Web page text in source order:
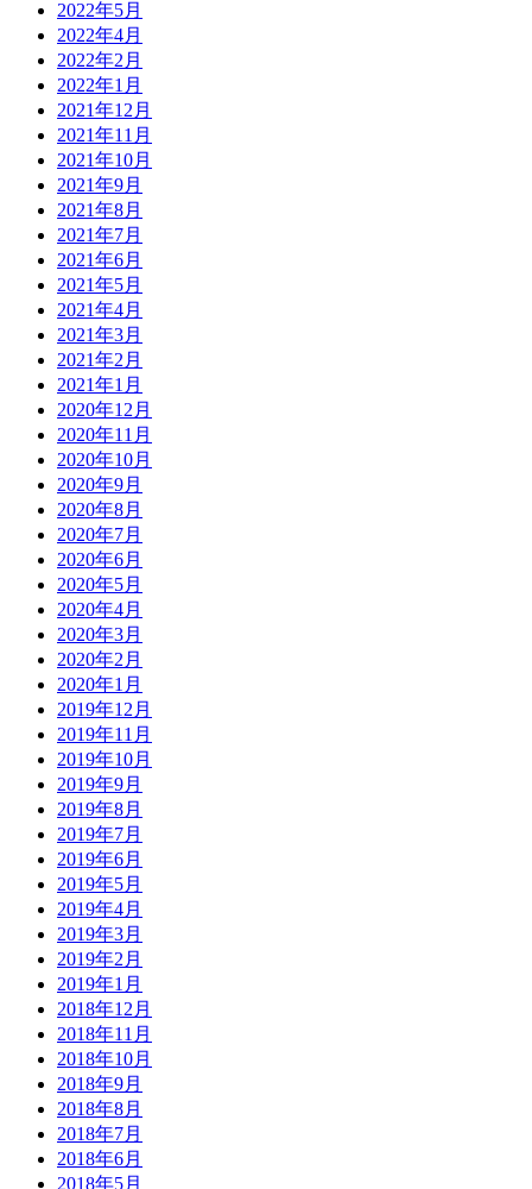
2022年5月
2022年4月
2022年2月
2022年1月
2021年12月
2021年11月
2021年10月
2021年9月
2021年8月
2021年7月
2021年6月
2021年5月
2021年4月
2021年3月
2021年2月
2021年1月
2020年12月
2020年11月
2020年10月
2020年9月
2020年8月
2020年7月
2020年6月
2020年5月
2020年4月
2020年3月
2020年2月
2020年1月
2019年12月
2019年11月
2019年10月
2019年9月
2019年8月
2019年7月
2019年6月
2019年5月
2019年4月
2019年3月
2019年2月
2019年1月
2018年12月
2018年11月
2018年10月
2018年9月
2018年8月
2018年7月
2018年6月
2018年5月